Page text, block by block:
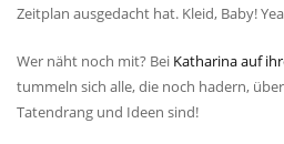
Zeitplan ausgedacht hat. Kleid, Baby!
Wer näht noch mit? Bei Katharina auf
tummeln sich alle, die noch hadern,
Tatendrang und Ideen sind!